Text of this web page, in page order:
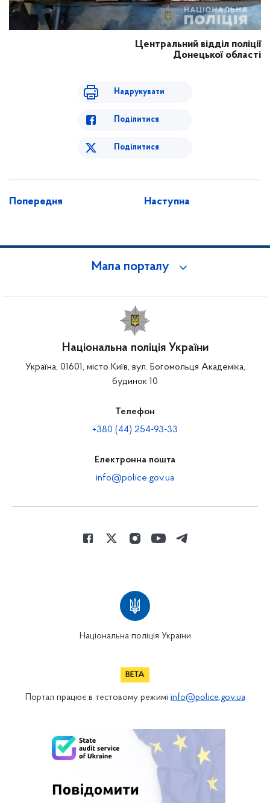
Центральний відділ поліції
Донецької області
Надрукувати
Поділитися
Поділитися
Попередня Наступна
Мапа порталу
Національна поліція України
Україна, 01601, місто Київ, вул. Богомольця Академіка,
будинок 10
Телефон
+380 (44) 254-93-33
Електронна пошта
info@police.gov.ua
Національна поліція України
Портал працює в тестовому режимі info@police.gov.ua